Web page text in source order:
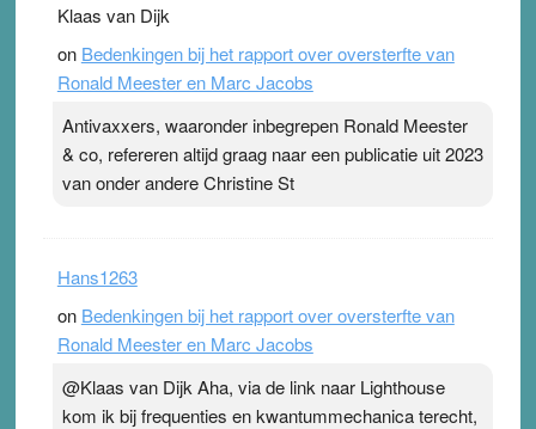
Klaas van Dijk
on Bedenkingen bij het rapport over oversterfte van
Ronald Meester en Marc Jacobs
Antivaxxers, waaronder inbegrepen Ronald Meester
& co, refereren altijd graag naar een publicatie uit 2023
van onder andere Christine St
Hans1263
on Bedenkingen bij het rapport over oversterfte van
Ronald Meester en Marc Jacobs
@Klaas van Dijk Aha, via de link naar Lighthouse
kom ik bij frequenties en kwantummechanica terecht,